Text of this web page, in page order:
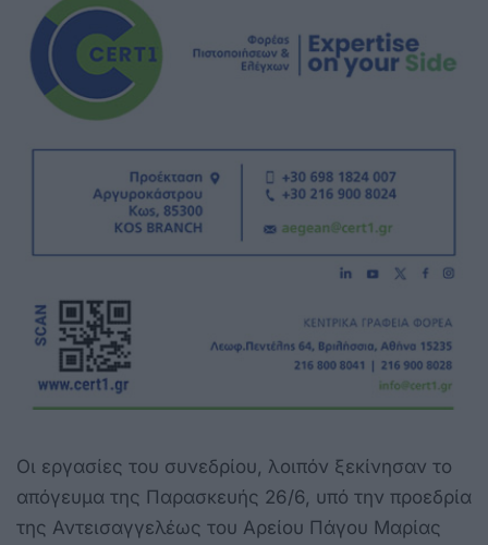
Οι εργασίες του συνεδρίου, λοιπόν ξεκίνησαν το
απόγευμα της Παρασκευής 26/6, υπό την προεδρία
της Αντεισαγγελέως του Αρείου Πάγου Μαρίας